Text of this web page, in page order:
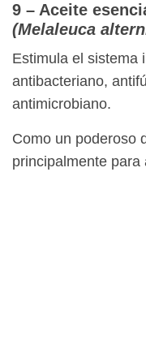
9 – Aceite
(Melaleuca
Estimula el sistema
antibacteriano,
antimicrobiano.
Como un poderoso
principalmente para